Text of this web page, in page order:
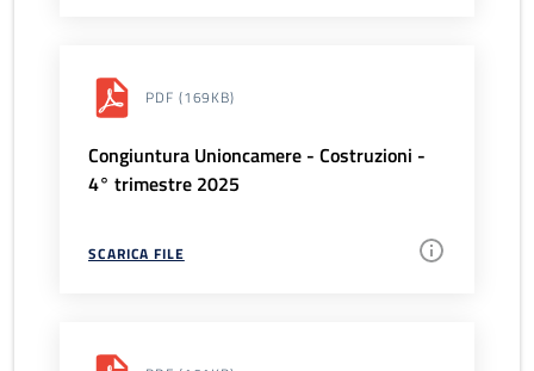
PDF (169KB)
Congiuntura Unioncamere - Costruzioni -
4° trimestre 2025
SCARICA FILE